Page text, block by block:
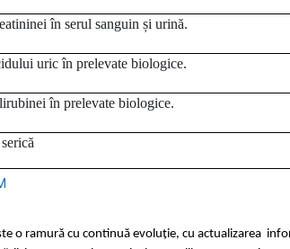
în serul sanguin și urină.
uric în prelevate biologice.
în prelevate biologice.
o ramură cu continuă evoluție, cu actualizarea